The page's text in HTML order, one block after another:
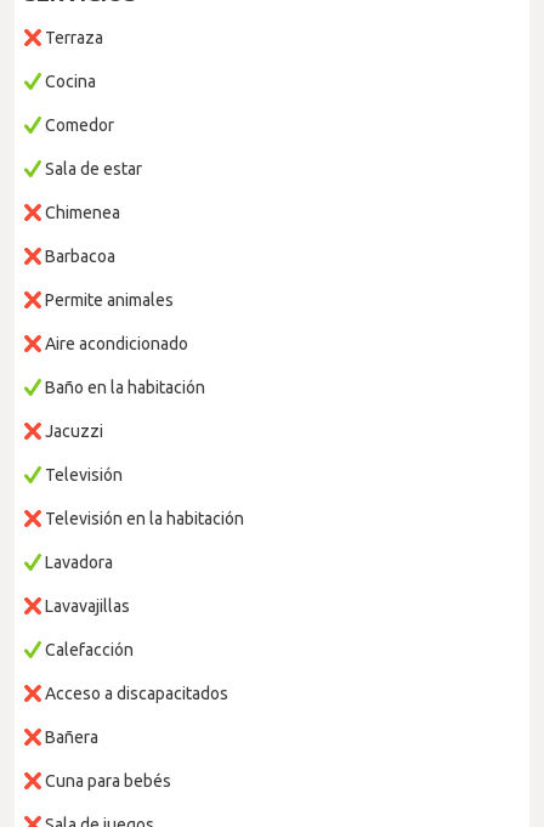
Terraza
Cocina
Comedor
Sala de estar
Chimenea
Barbacoa
Permite animales
Aire acondicionado
Baño en la habitación
Jacuzzi
Televisión
Televisión en la habitación
Lavadora
Lavavajillas
Calefacción
Acceso a discapacitados
Bañera
Cuna para bebés